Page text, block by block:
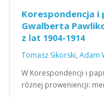
Korespondencja i
Gwalberta
z lat 1904-1914
Tomasz Sikorski, Adam
W Korespondencji i
różnej proweniencji: